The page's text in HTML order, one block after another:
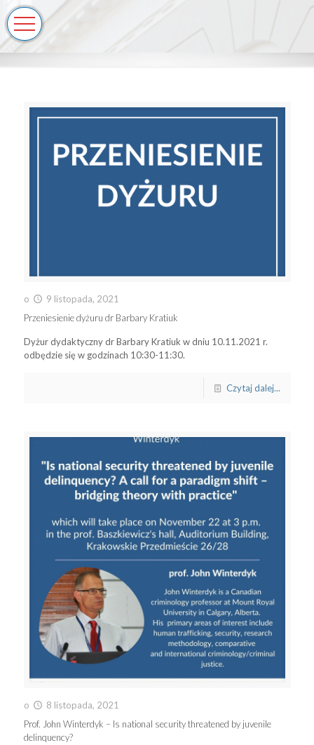
o
9 listopada, 2021
Przeniesienie dyżuru dr Barbary Kratiuk
Dyżur dydaktyczny dr Barbary Kratiuk w dniu 10.11.2021 r.
odbędzie się w godzinach 10:30-11:30.
Czytaj dalej...
o
8 listopada, 2021
Prof. John Winterdyk – Is national security threatened by juvenile
delinquency?